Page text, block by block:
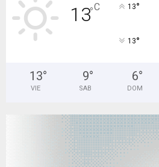
13°C 13°
13°
13°
VIE
9°
SAB
6°
DOM